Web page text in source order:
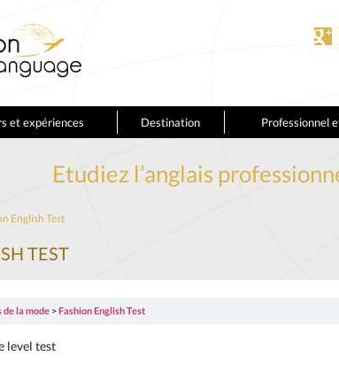
et expériences Destination Professionnel
Etudiez l’anglais
English Test
TEST
de la mode Fashion English Test
level test